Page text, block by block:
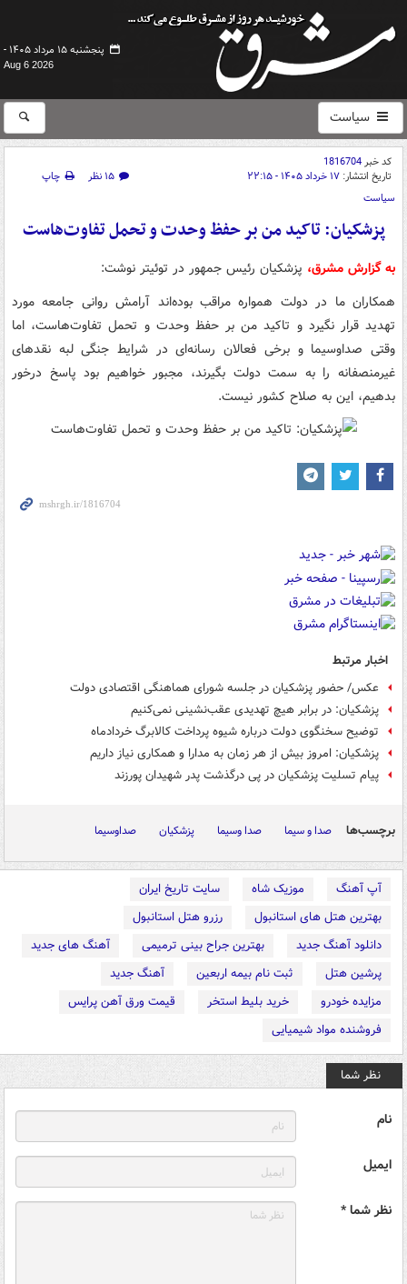
پنجشنبه ۱۵ مرداد ۱۴۰۵ -
Aug 6 2026
سیاست
کد خبر1816704
تاریخ انتشار: ۱۷ خرداد ۱۴۰۵ - ۲۲:۱۵ ۱۵ نظر
چاپ
سیاست
پزشکیان: تاکید من بر حفظ وحدت و تحمل تفاوت‌هاست
به گزارش مشرق، پزشکیان رئیس جمهور در توئیتر نوشت:
همکاران ما در دولت همواره مراقب بوده‌اند آرامش روانی جامعه مورد
تهدید قرار نگیرد و تاکید من بر حفظ وحدت و تحمل تفاوت‌هاست، اما
وقتی صداوسیما و برخی فعالان رسانه‌ای در شرایط جنگی لبه نقدهای
غیرمنصفانه را به سمت دولت بگیرند، مجبور خواهیم بود پاسخ درخور
بدهیم، این به صلاح کشور نیست.
اخبار مرتبط
عکس/ حضور پزشکیان در جلسه شورای هماهنگی اقتصادی دولت
پزشکیان: در برابر هیچ تهدیدی عقب‌نشینی نمی‌کنیم
توضیح سخنگوی دولت درباره شیوه پرداخت کالابرگ خردادماه
پزشکیان: امروز بیش از هر زمان به مدارا و همکاری نیاز داریم
پیام تسلیت پزشکیان در پی درگذشت پدر شهیدان پورزند
برچسب‌ها صدا و سیما صدا وسیما پزشکیان صداوسیما
آپ آهنگ موزیک شاه
سایت تاریخ ایران
بهترین هتل های استانبول
رزرو هتل استانبول
دانلود آهنگ جدید
بهترین جراح بینی ترمیمی
آهنگ های جدید
پرشین هتل
ثبت نام بیمه اربعین
آهنگ جدید
مزایده خودرو
خرید بلیط استخر
قیمت ورق آهن پرایس
فروشنده مواد شیمیایی
نظر شما
نام
ایمیل
نظر شما *